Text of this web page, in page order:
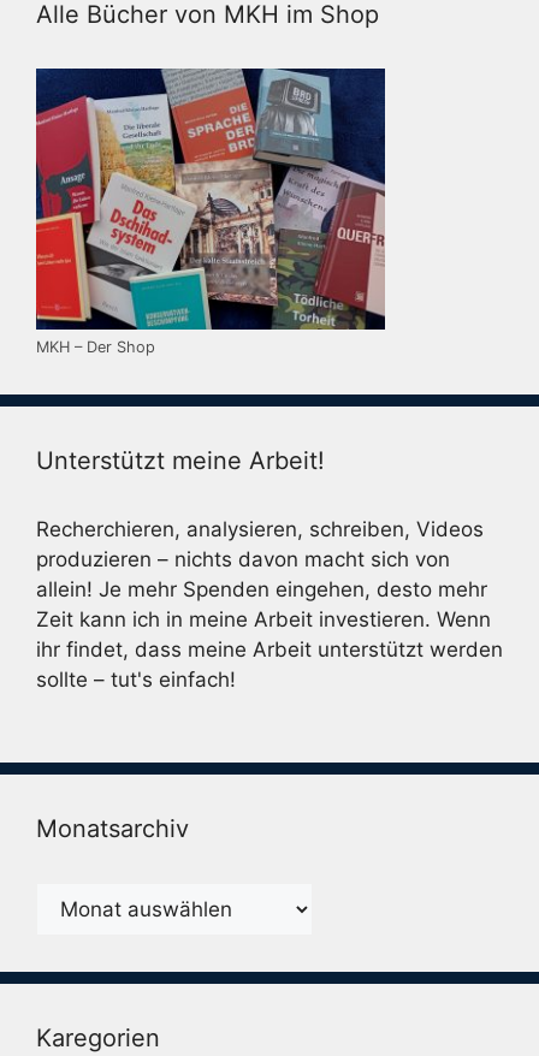
Alle Bücher von MKH im Shop
MKH – Der Shop
Unterstützt meine Arbeit!
Recherchieren, analysieren, schreiben, Videos
produzieren – nichts davon macht sich von
allein! Je mehr Spenden eingehen, desto mehr
Zeit kann ich in meine Arbeit investieren. Wenn
ihr findet, dass meine Arbeit unterstützt werden
sollte – tut's einfach!
Monatsarchiv
Monatsarchiv
Karegorien